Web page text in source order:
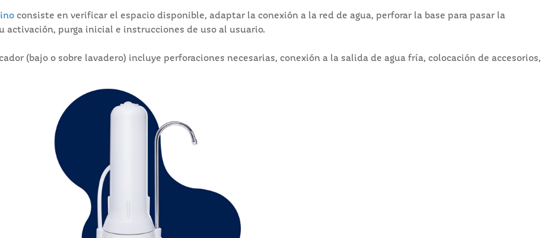
consiste en verificar el espacio disponible, adaptar la conexión a la red de agua, perforar la base para pasar la
activación, purga inicial e instrucciones de uso al usuario.
(bajo o sobre lavadero) incluye perforaciones necesarias, conexión a la salida de agua fría, colocación de accesorios,